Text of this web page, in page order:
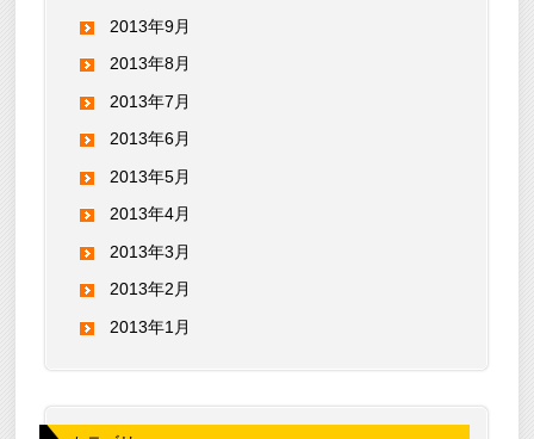
2013年9月
2013年8月
2013年7月
2013年6月
2013年5月
2013年4月
2013年3月
2013年2月
2013年1月